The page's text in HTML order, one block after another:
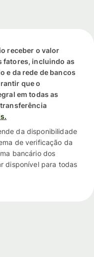
receber o valor
fatores, incluindo as
e da rede de bancos
que o
em todas as
da disponibilidade
de verificação da
bancário dos
disponível para todas